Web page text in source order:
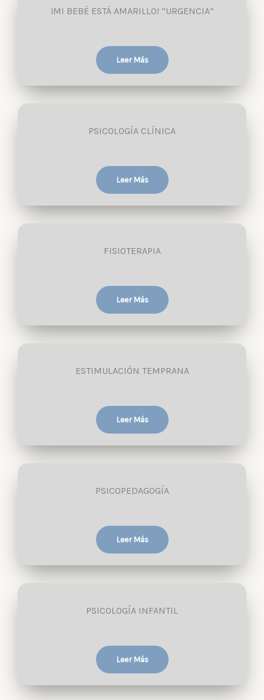
¡MI BEBÉ ESTÁ AMARILLO! “URGENCIA”
Leer Más
PSICOLOGÍA CLÍNICA
Leer Más
FISIOTERAPIA
Leer Más
ESTIMULACIÓN TEMPRANA
Leer Más
PSICOPEDAGOGÍA
Leer Más
PSICOLOGÍA INFANTIL
Leer Más